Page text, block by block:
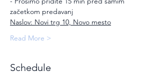
začetkom predavanj
Naslov: Novi trg 10, Novo mesto
Read More >
Schedule